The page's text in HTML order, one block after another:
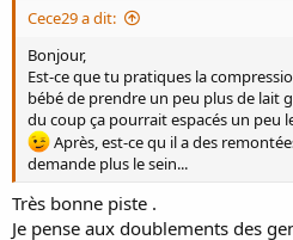
Cece29 a dit:
Bonjour,
Est-ce que tu pratiques la
bébé de prendre un peu plus de lait
du coup ça pourrait espacés un peu
Après, est-ce qu il a des
demande plus le sein...
Très bonne piste .
Je pense aux doublements des